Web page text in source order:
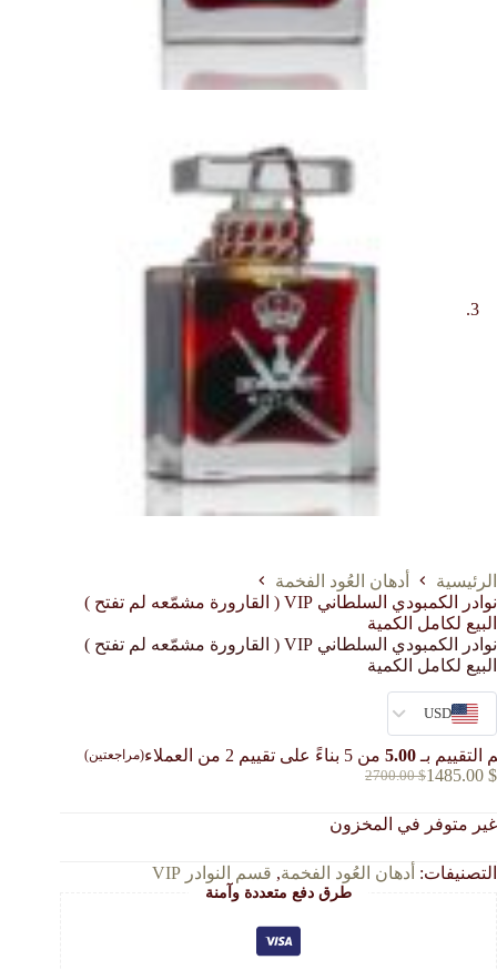
الرئيسية
أدهان العُود الفخمة
نوادر الكمبودي السلطاني VIP ( القارورة مشمّعه لم تفتح )
البيع لكامل الكمية
نوادر الكمبودي السلطاني VIP ( القارورة مشمّعه لم تفتح )
البيع لكامل الكمية
USD
التقييم بـ 5.00من 5 بناءً على تقييم 2 من العملاء(مراجعتين)
2700.00$
السعر
هو:
1485.00 $
السعر
هو:
غير متوفر في المخزون
التصنيفات: أدهان العُود الفخمة, قسم النوادر VIP
طرق دفع متعددة وآمنة